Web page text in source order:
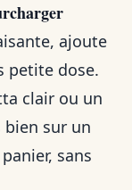
ajoute
petite dose.
clair ou un
sur un
sans